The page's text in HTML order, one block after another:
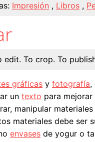
Impresión , Libros ,
edit. To crop. To
gráficas y fotografía,
un texto para
manipular
materiales debe ser
envases de yogur o